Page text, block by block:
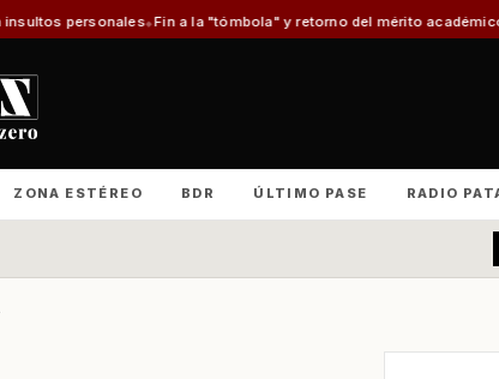
Fin a la "tómbola" y retorno del mérito académico: Los cambios que
ZONA ESTÉREO BDR ÚLTIMO PASE RADIO